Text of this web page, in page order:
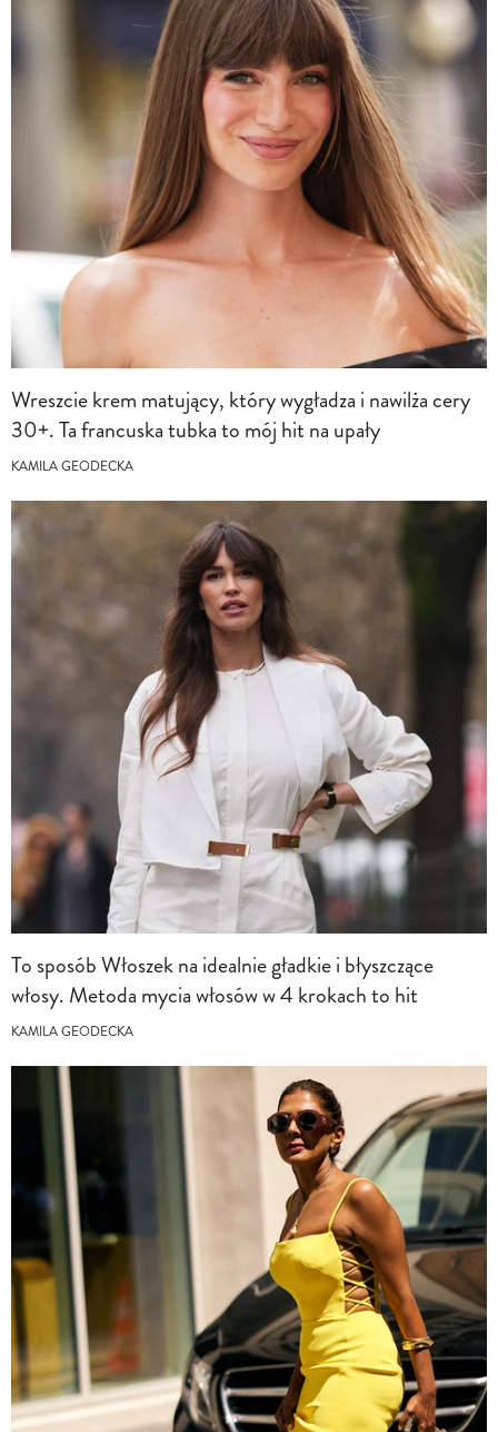
Wreszcie krem matujący, który wygładza i nawilża cery
30+. Ta francuska tubka to mój hit na upały
KAMILA GEODECKA
To sposób Włoszek na idealnie gładkie i błyszczące
włosy. Metoda mycia włosów w 4 krokach to hit
KAMILA GEODECKA